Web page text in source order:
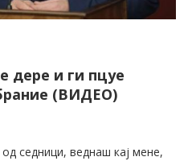
дере и ги пцуе
(ВИДЕО)
седници, веднаш кај мене,